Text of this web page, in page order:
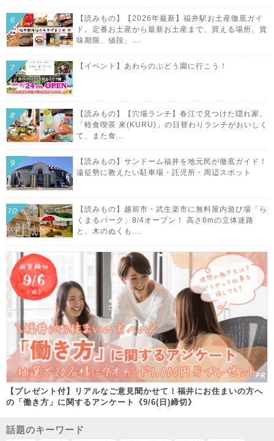
【読みもの】【2026年最新】福井駅お土産徹底ガイ
ド。定番お土産から最新お土産まで、買える場所、賞
味期限、値段、...
【イベント】あわらのぶどう園に行こう！
【読みもの】【穴場ランチ】春江で見つけた隠れ家。
「軽食喫茶 來(KURU)」の日替わりランチがおいしく
て、また食...
【読みもの】サンドーム福井を地元民が徹底ガイド！
遠征勢に教えたい駐車場・託児所・周辺スポット
【読みもの】越前市・武生楽市に無料屋内遊び場「ら
くまるパーク」8/4オープン！ 高さ6mの立体迷路
と、木のぬくも...
【プレゼント付】リアルなご意見聞かせて！福井にお住まいの方へ
の「働き方」に関するアンケート《9/6(日)締切》
話題のキーワード